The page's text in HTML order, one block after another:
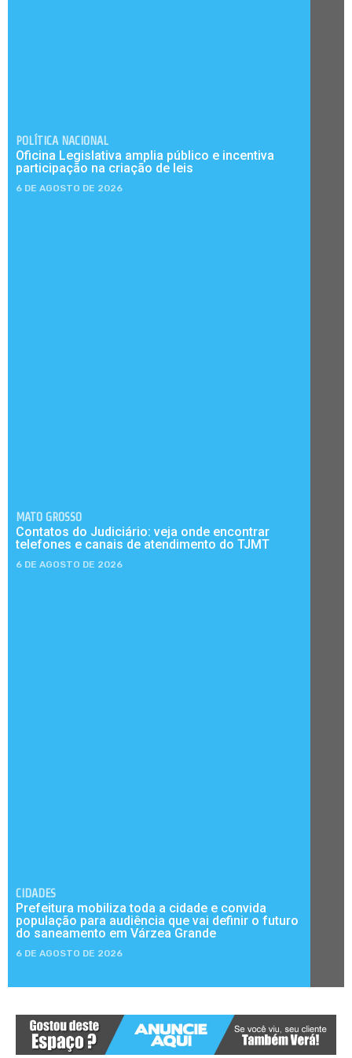
POLÍTICA NACIONAL
Oficina Legislativa amplia público e incentiva
participação na criação de leis
6 DE AGOSTO DE 2026
MATO GROSSO
Contatos do Judiciário: veja onde encontrar
telefones e canais de atendimento do TJMT
6 DE AGOSTO DE 2026
CIDADES
Prefeitura mobiliza toda a cidade e convida
população para audiência que vai definir o futuro
do saneamento em Várzea Grande
6 DE AGOSTO DE 2026